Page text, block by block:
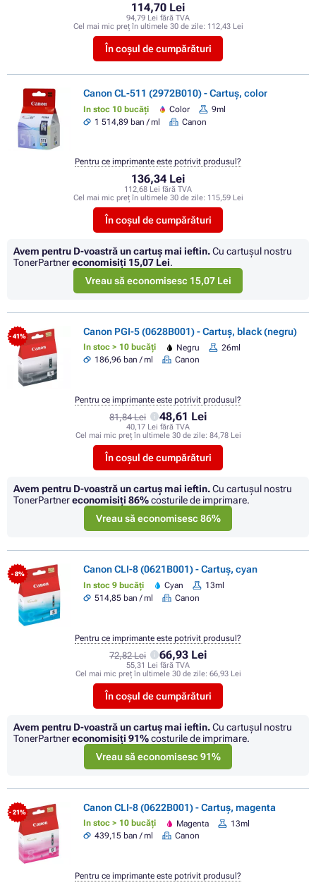
114,70 Lei
94,79 Lei fără TVA
Cel mai mic preț în ultimele 30 de zile: 112,43 Lei
În coșul de cumpărături
Canon CL-511 (2972B010) - Cartuș, color
In stoc 10 bucăți Color
9ml
1 514,89 ban / ml
Canon
136,34 Lei
112,68 Lei fără TVA
Cel mai mic preț în ultimele 30 de zile: 115,59 Lei
În coșul de cumpărături
Pentru ce imprimante este potrivit produsul?
Avem pentru D-voastră un cartuș mai ieftin.Cu cartuşul nostru
TonerPartnereconomisiţi 15,07 Lei.
Vreau să economisesc 15,07 Lei
- 41% Canon PGI-5 (0628B001) - Cartuș, black (negru)
In stoc > 10 bucăți Negru
26ml
186,96 ban / ml
Canon
81,84 Lei 48,61 Lei
40,17 Lei fără TVA
Cel mai mic preț în ultimele 30 de zile: 84,78 Lei
În coșul de cumpărături
Pentru ce imprimante este potrivit produsul?
Avem pentru D-voastră un cartuș mai ieftin.Cu cartuşul nostru
TonerPartnereconomisiţi 86%costurile de imprimare.
Vreau să economisesc 86%
- 8% Canon CLI-8 (0621B001) - Cartuș, cyan
In stoc 9 bucăți Cyan
13ml
514,85 ban / ml
Canon
72,82 Lei 66,93 Lei
55,31 Lei fără TVA
Cel mai mic preț în ultimele 30 de zile: 66,93 Lei
În coșul de cumpărături
Pentru ce imprimante este potrivit produsul?
Avem pentru D-voastră un cartuș mai ieftin.Cu cartuşul nostru
TonerPartnereconomisiţi 91%costurile de imprimare.
Vreau să economisesc 91%
- 21% Canon CLI-8 (0622B001) - Cartuș, magenta
In stoc > 10 bucăți Magenta
13ml
439,15 ban / ml
Canon
Pentru ce imprimante este potrivit produsul?